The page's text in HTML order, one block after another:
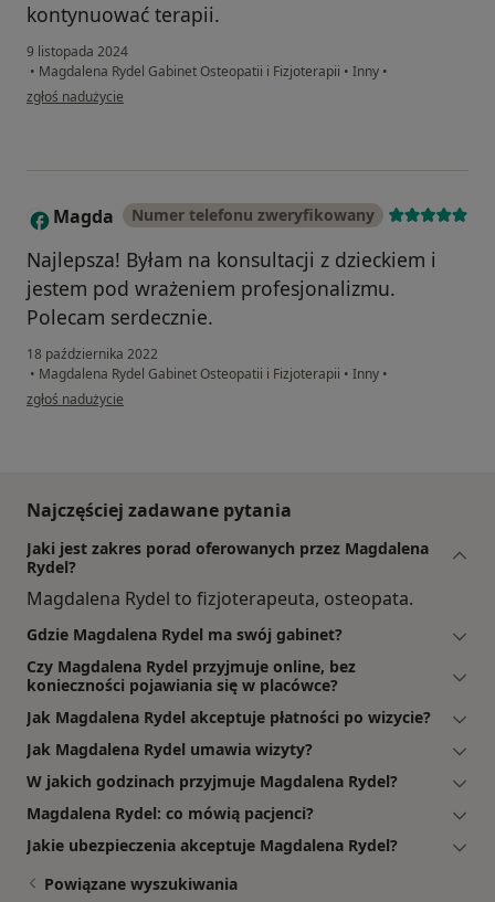
kontynuować terapii.
9 listopada 2024
• Magdalena Rydel Gabinet Osteopatii i Fizjoterapii • Inny •
w opinii użytkownika Dorota
zgłoś nadużycie
M Magda Numer telefonu zweryfikowany
Najlepsza! Byłam na konsultacji z dzieckiem i
jestem pod wrażeniem profesjonalizmu.
Polecam serdecznie.
18 października 2022
• Magdalena Rydel Gabinet Osteopatii i Fizjoterapii • Inny •
w opinii użytkownika Magda
zgłoś nadużycie
Najczęściej zadawane pytania
Jaki jest zakres porad oferowanych przez Magdalena
Rydel?
Magdalena Rydel to fizjoterapeuta, osteopata.
Gdzie Magdalena Rydel ma swój gabinet?
Czy Magdalena Rydel przyjmuje online, bez
konieczności pojawiania się w placówce?
Jak Magdalena Rydel akceptuje płatności po wizycie?
Jak Magdalena Rydel umawia wizyty?
W jakich godzinach przyjmuje Magdalena Rydel?
Magdalena Rydel: co mówią pacjenci?
Jakie ubezpieczenia akceptuje Magdalena Rydel?
Powiązane wyszukiwania